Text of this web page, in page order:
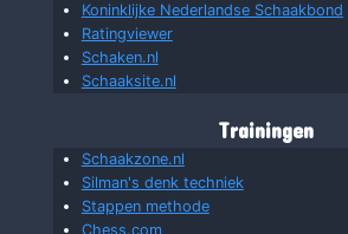
Koninklijke Nederlandse Schaakbond
Ratingviewer
Schaken.nl
Schaaksite.nl
Trainingen
Schaakzone.nl
Silman's denk techniek
Stappen methode
Chess.com